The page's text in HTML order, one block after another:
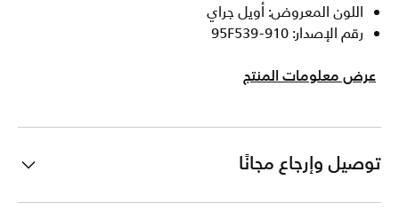
اللون المعروض: أويل جراي
رقم الإصدار: 95F539-910
عرض معلومات المنتج
توصيل وإرجاع مجانًا